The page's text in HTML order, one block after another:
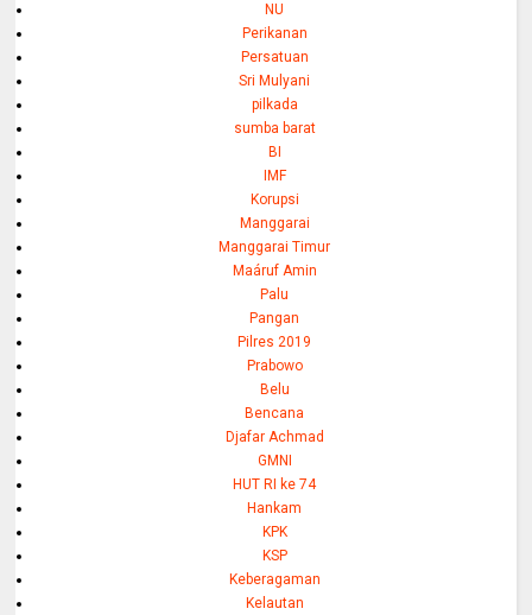
NU
Perikanan
Persatuan
Sri Mulyani
pilkada
sumba barat
BI
IMF
Korupsi
Manggarai
Manggarai Timur
Maáruf Amin
Palu
Pangan
Pilres 2019
Prabowo
Belu
Bencana
Djafar Achmad
GMNI
HUT RI ke 74
Hankam
KPK
KSP
Keberagaman
Kelautan